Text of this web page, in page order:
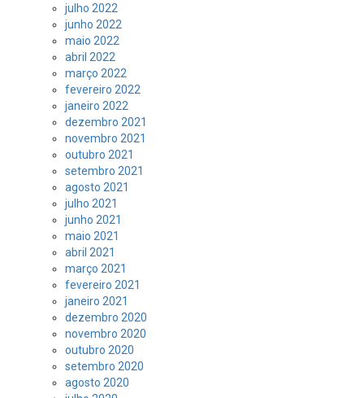
julho 2022
junho 2022
maio 2022
abril 2022
março 2022
fevereiro 2022
janeiro 2022
dezembro 2021
novembro 2021
outubro 2021
setembro 2021
agosto 2021
julho 2021
junho 2021
maio 2021
abril 2021
março 2021
fevereiro 2021
janeiro 2021
dezembro 2020
novembro 2020
outubro 2020
setembro 2020
agosto 2020